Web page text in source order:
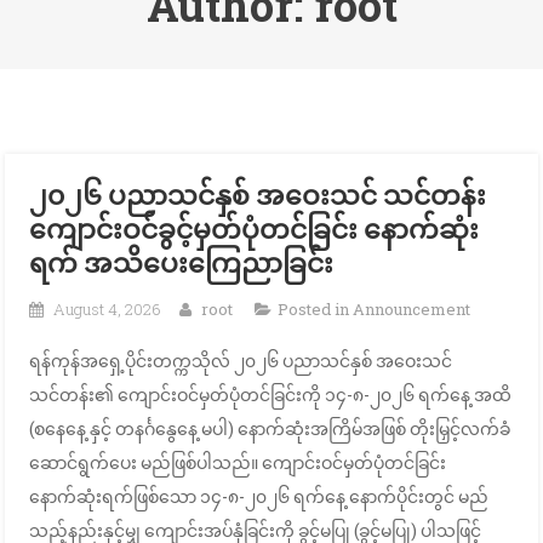
၂၀၂၆ ပညာသင်နှစ် အဝေးသင် သင်တန်း
ကျောင်းဝင်ခွင့်မှတ်ပုံတင်ခြင်း နောက်ဆုံး
ရက် အသိပေးကြေညာခြင်း
August 4, 2026 root Posted inAnnouncement
ရန်ကုန်အရှေ့ပိုင်းတက္ကသိုလ် ၂၀၂၆ ပညာသင်နှစ် အဝေးသင်
သင်တန်း၏ ကျောင်းဝင်မှတ်ပုံတင်ခြင်းကို ၁၄-၈-၂၀၂၆ ရက်နေ့ အထိ
(စနေနေ့ နှင့် တနင်္ဂနွေနေ့ မပါ) နောက်ဆုံးအကြိမ်အဖြစ် တိုးမြှင့်လက်ခံ
ဆောင်ရွက်ပေး မည်ဖြစ်ပါသည်။ ကျောင်းဝင်မှတ်ပုံတင်ခြင်း
နောက်ဆုံးရက်ဖြစ်သော ၁၄-၈-၂၀၂၆ ရက်နေ့ နောက်ပိုင်းတွင် မည်
သည့်နည်းနှင့်မျှ ကျောင်းအပ်နှံခြင်းကို ခွင့်မပြု (ခွင့်မပြု) ပါသဖြင့်